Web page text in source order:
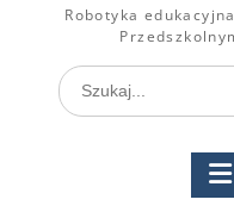
Robotyka
Search
for: